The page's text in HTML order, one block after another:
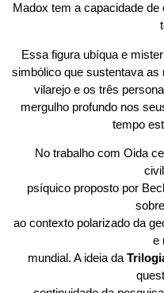
Madox tem a capacidade
Essa figura ubíqua e
simbólico que sustentava
vilarejo e os três
mergulho profundo nos
tempo
No trabalho com Oida
psíquico proposto por
ao contexto polarizado da
e
mundial. A ideia da